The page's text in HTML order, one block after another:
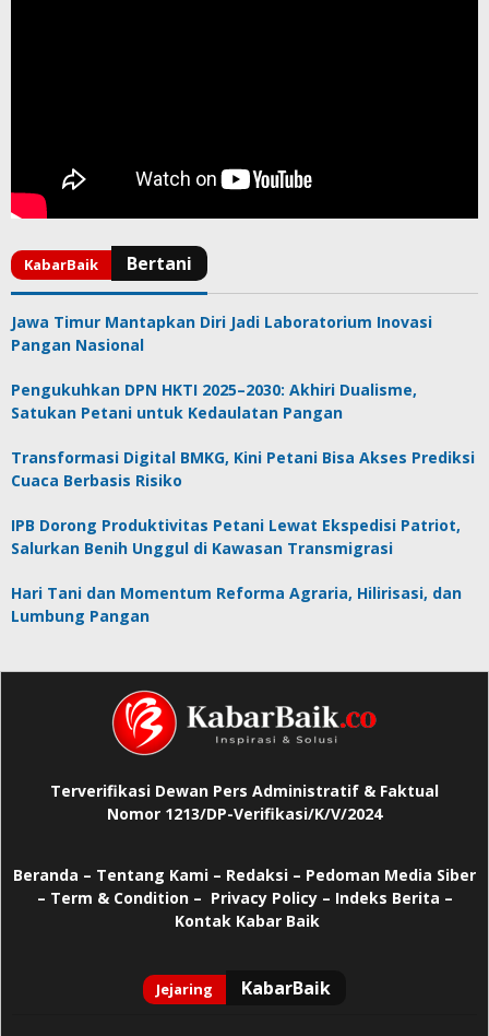
Jawa Timur Mantapkan Diri Jadi Laboratorium Inovasi
Pangan Nasional
Pengukuhkan DPN HKTI 2025–2030: Akhiri Dualisme,
Satukan Petani untuk Kedaulatan Pangan
Transformasi Digital BMKG, Kini Petani Bisa Akses Prediksi
Cuaca Berbasis Risiko
IPB Dorong Produktivitas Petani Lewat Ekspedisi Patriot,
Salurkan Benih Unggul di Kawasan Transmigrasi
Hari Tani dan Momentum Reforma Agraria, Hilirisasi, dan
Lumbung Pangan
Terverifikasi Dewan Pers Administratif & Faktual
Nomor 1213/DP-Verifikasi/K/V/2024
Beranda – Tentang Kami – Redaksi – Pedoman Media Siber
– Term & Condition – Privacy Policy– Indeks Berita –
Kontak Kabar Baik